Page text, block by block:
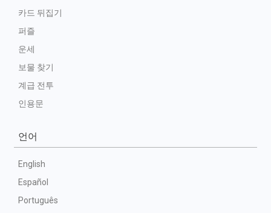
카드 뒤집기
퍼즐
운세
보물 찾기
계급 전투
인용문
언어
English
Español
Português